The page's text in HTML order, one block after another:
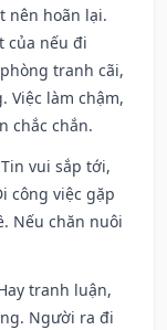
nên hoãn lại.
của nếu đi
tranh cãi,
Việc làm chậm,
chắc chắn.
Tin vui sắp tới,
công việc gặp
Nếu chăn nuôi
tranh luận,
Người ra đi